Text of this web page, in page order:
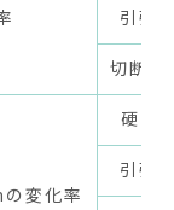
引張
切断時
変化率
硬さ
引張